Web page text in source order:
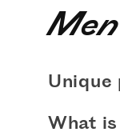
C
o
l
What